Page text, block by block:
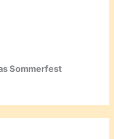
Sommerfest